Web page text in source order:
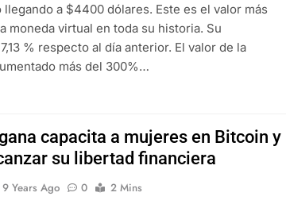
a $4400 dólares. Este es el valor más
moneda virtual en toda su historia. Su
% respecto al día anterior. El valor de la
más del 300%…
capacita a mujeres en Bitcoin y
su libertad financiera
9 Years Ago 0 2 Mins